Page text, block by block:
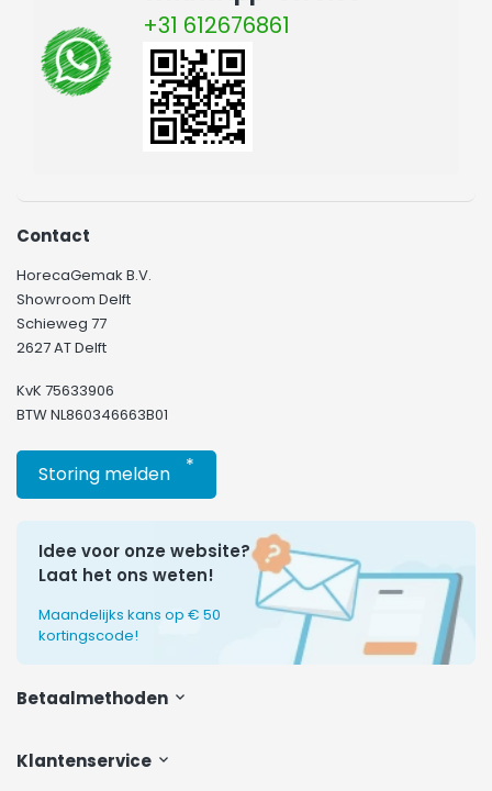
+31 612676861
Klantenservice
Contact
HorecaGemak B.V.
Showroom Delft
Schieweg 77
2627 AT Delft
KvK 75633906
BTW NL860346663B01
Storing melden *
Idee voor onze website?
Laat het ons weten!
Maandelijks kans op € 50
kortingscode!
Betaalmethoden